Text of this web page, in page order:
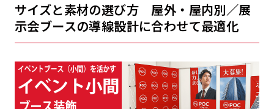
サイズと素材の選び方 屋外・屋内別／展
示会ブースの導線設計に合わせて最適化